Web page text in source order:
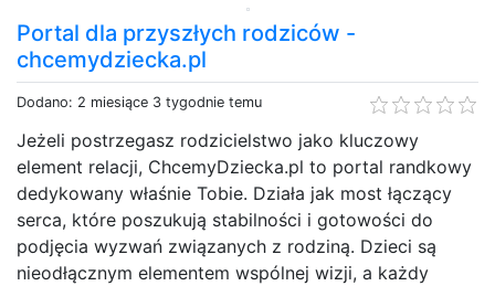
Portal dla przyszłych rodziców -
chcemydziecka.pl
Dodano: 2 miesiące 3 tygodnie temu
Jeżeli postrzegasz rodzicielstwo jako kluczowy
element relacji, ChcemyDziecka.pl to portal randkowy
dedykowany właśnie Tobie. Działa jak most łączący
serca, które poszukują stabilności i gotowości do
podjęcia wyzwań związanych z rodziną. Dzieci są
nieodłącznym elementem wspólnej wizji, a każdy